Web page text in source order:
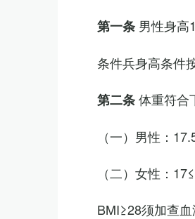
第一条 男性身高
条件兵身高条件
第二条体重符合
（一）男性：
（二）女性：
BMI≥28须加查